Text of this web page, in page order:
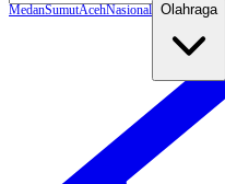
MedanSumutAcehNasional Olahraga